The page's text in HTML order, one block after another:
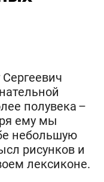
полувека –
ему мы
небольшую
рисунков и
лексиконе.